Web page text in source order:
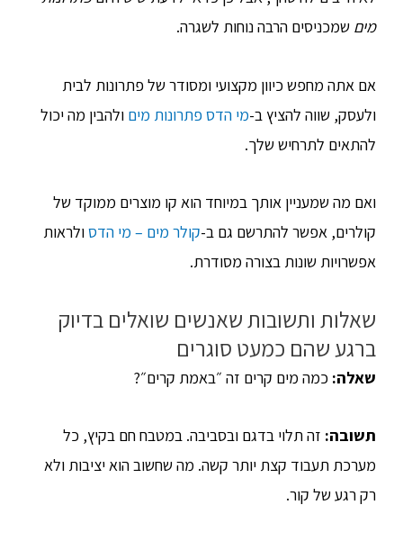
מים שמכניסים הרבה נוחות לשגרה.
אם אתה מחפש כיוון מקצועי ומסודר של פתרונות לבית
ולעסק, שווה להציץ ב-מי הדס פתרונות מים ולהבין מה יכול
להתאים לתרחיש שלך.
ואם מה שמעניין אותך במיוחד הוא קו מוצרים ממוקד של
קולרים, אפשר להתרשם גם ב-קולר מים – מי הדסולראות
אפשרויות שונות בצורה מסודרת.
שאלות ותשובות שאנשים שואלים בדיוק
ברגע שהם כמעט סוגרים
שאלה: כמה מים קרים זה ״באמת קרים״?
תשובה: זה תלוי בדגם ובסביבה. במטבח חם בקיץ, כל
מערכת תעבוד קצת יותר קשה. מה שחשוב הוא יציבות ולא
רק רגע של קור.